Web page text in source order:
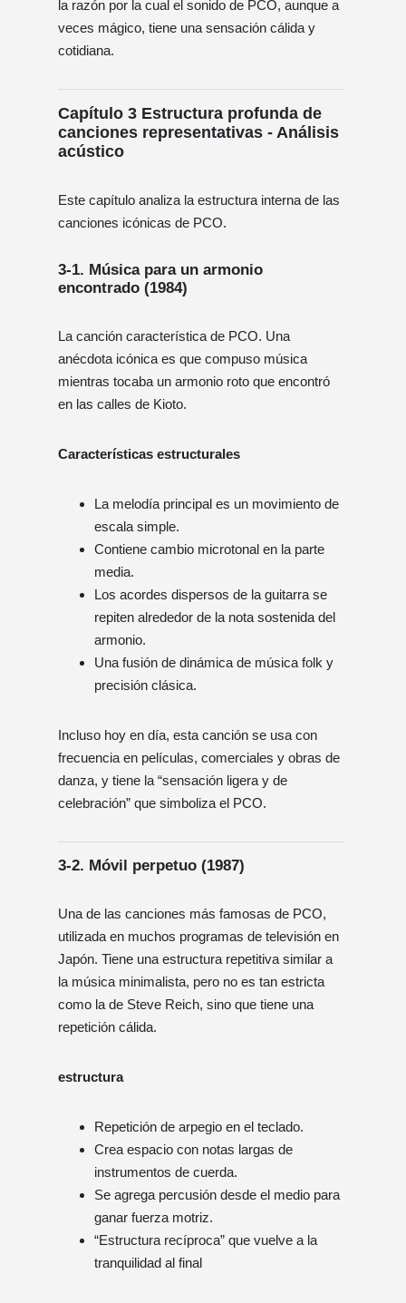
la razón por la cual el sonido de PCO, aunque a
veces mágico, tiene una sensación cálida y
cotidiana.
Capítulo 3 Estructura profunda de
canciones representativas - Análisis
acústico
Este capítulo analiza la estructura interna de las
canciones icónicas de PCO.
3-1. Música para un armonio
encontrado (1984)
La canción característica de PCO. Una
anécdota icónica es que compuso música
mientras tocaba un armonio roto que encontró
en las calles de Kioto.
Características estructurales
La melodía principal es un movimiento de
escala simple.
Contiene cambio microtonal en la parte
media.
Los acordes dispersos de la guitarra se
repiten alrededor de la nota sostenida del
armonio.
Una fusión de dinámica de música folk y
precisión clásica.
Incluso hoy en día, esta canción se usa con
frecuencia en películas, comerciales y obras de
danza, y tiene la “sensación ligera y de
celebración” que simboliza el PCO.
3-2. Móvil perpetuo (1987)
Una de las canciones más famosas de PCO,
utilizada en muchos programas de televisión en
Japón. Tiene una estructura repetitiva similar a
la música minimalista, pero no es tan estricta
como la de Steve Reich, sino que tiene una
repetición cálida.
estructura
Repetición de arpegio en el teclado.
Crea espacio con notas largas de
instrumentos de cuerda.
Se agrega percusión desde el medio para
ganar fuerza motriz.
“Estructura recíproca” que vuelve a la
tranquilidad al final